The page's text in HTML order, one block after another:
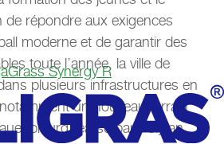
Synergy R
de répondre aux exigences
moderne et de garantir des
toute l’année, la ville de
plusieurs infrastructures en
un nouveau terrain
réalisé par Polytan.